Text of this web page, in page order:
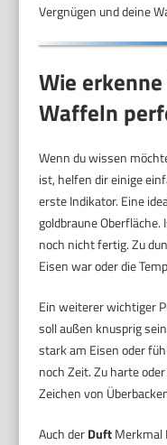
Vergnügen und deine
Wie
Waffeln
Wenn du wissen
ist, helfen dir einige
erste Indikator. Eine
goldbraune
noch nicht fertig. Zu
Eisen war oder die
Ein weiterer wichtiger
soll außen knusprig
stark am Eisen oder
noch Zeit. Zu harte
Zeichen von
Auch derDuftMerkmal